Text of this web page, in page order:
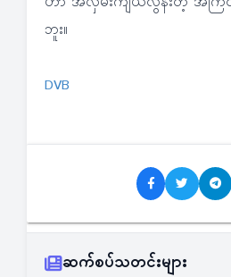
ဘူး။
DVB
ဆက်စပ်သတင်းများ